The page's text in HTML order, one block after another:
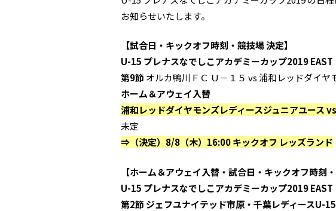
お知らせいたします。
【試合日・キックオフ時刻・競技場 決定】
U-15 プレナスなでしこアカデミーカップ2019 EAST
第9節オルカ鴨川ＦＣ Ｕ－１５ vs 浦和レッドダイヤ
ホーム＆アウェイ入替
浦和レッドダイヤモンズレディースジュニアユース
未定
⇒（決定）8/8（木）16:00 キックオフ レッズランド
【ホーム＆アウェイ入替・試合日・キックオフ時刻・
U-15 プレナスなでしこアカデミーカップ2019 EAST
第2節 ジェフユナイテッド市原・千葉レディースU-